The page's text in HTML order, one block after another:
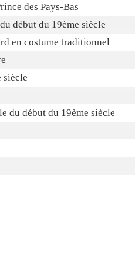
des Pays-Bas
début du 19ème siècle
en costume traditionnel
siècle
du début du 19ème siècle